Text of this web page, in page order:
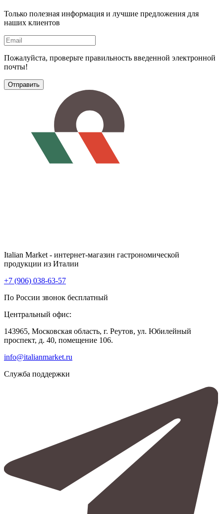
Только полезная информация и лучшие предложения для
наших клиентов
Пожалуйста, проверьте правильность введенной электронной
почты!
Отправить
Italian Market - интернет-магазин гастрономической
продукции из Италии
+7 (906) 038-63-57
По России звонок бесплатный
Центральный офис:
143965, Московская область, г. Реутов, ул. Юбилейный
проспект, д. 40, помещение 106.
info@italianmarket.ru
Служба поддержки